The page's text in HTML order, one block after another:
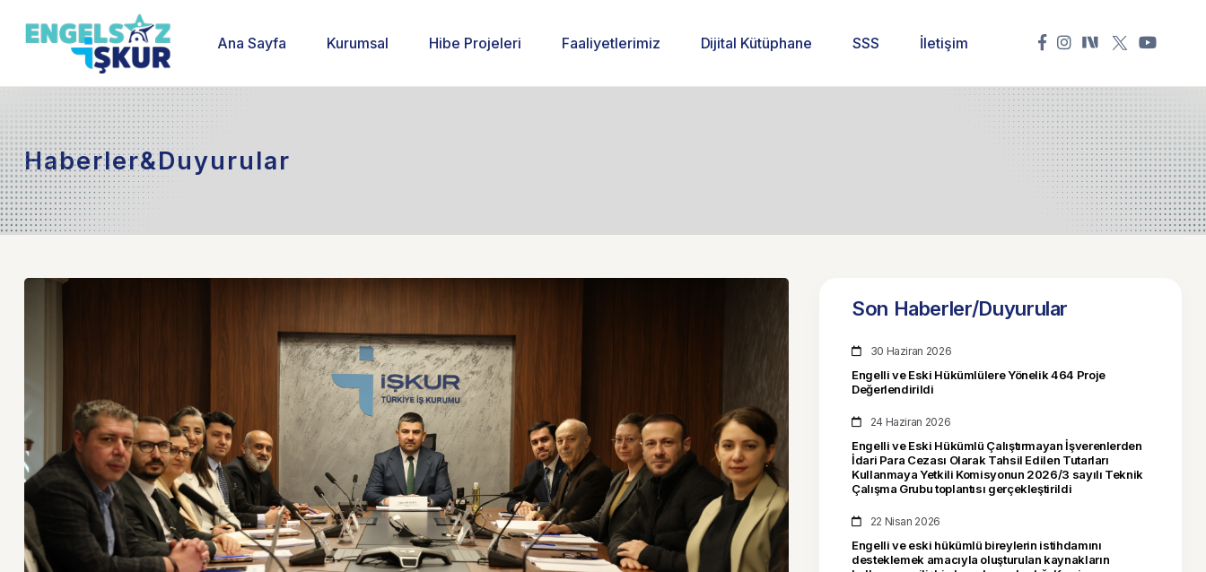
Ana Sayfa Kurumsal Hibe Projeleri Faaliyetlerimiz Dijital Kütüphane SSS İletişim
Haberler&Duyurular
Son Haberler/Duyurular
30 Haziran 2026
Engelli ve Eski Hükümlülere Yönelik 464 Proje
Değerlendirildi
24 Haziran 2026
Engelli ve Eski Hükümlü Çalıştırmayan İşverenlerden
İdari Para Cezası Olarak Tahsil Edilen Tutarları
Kullanmaya Yetkili Komisyonun 2026/3 sayılı Teknik
Çalışma Grubu toplantısı gerçekleştirildi
22 Nisan 2026
Engelli ve eski hükümlü bireylerin istihdamını
desteklemek amacıyla oluşturulan kaynakların